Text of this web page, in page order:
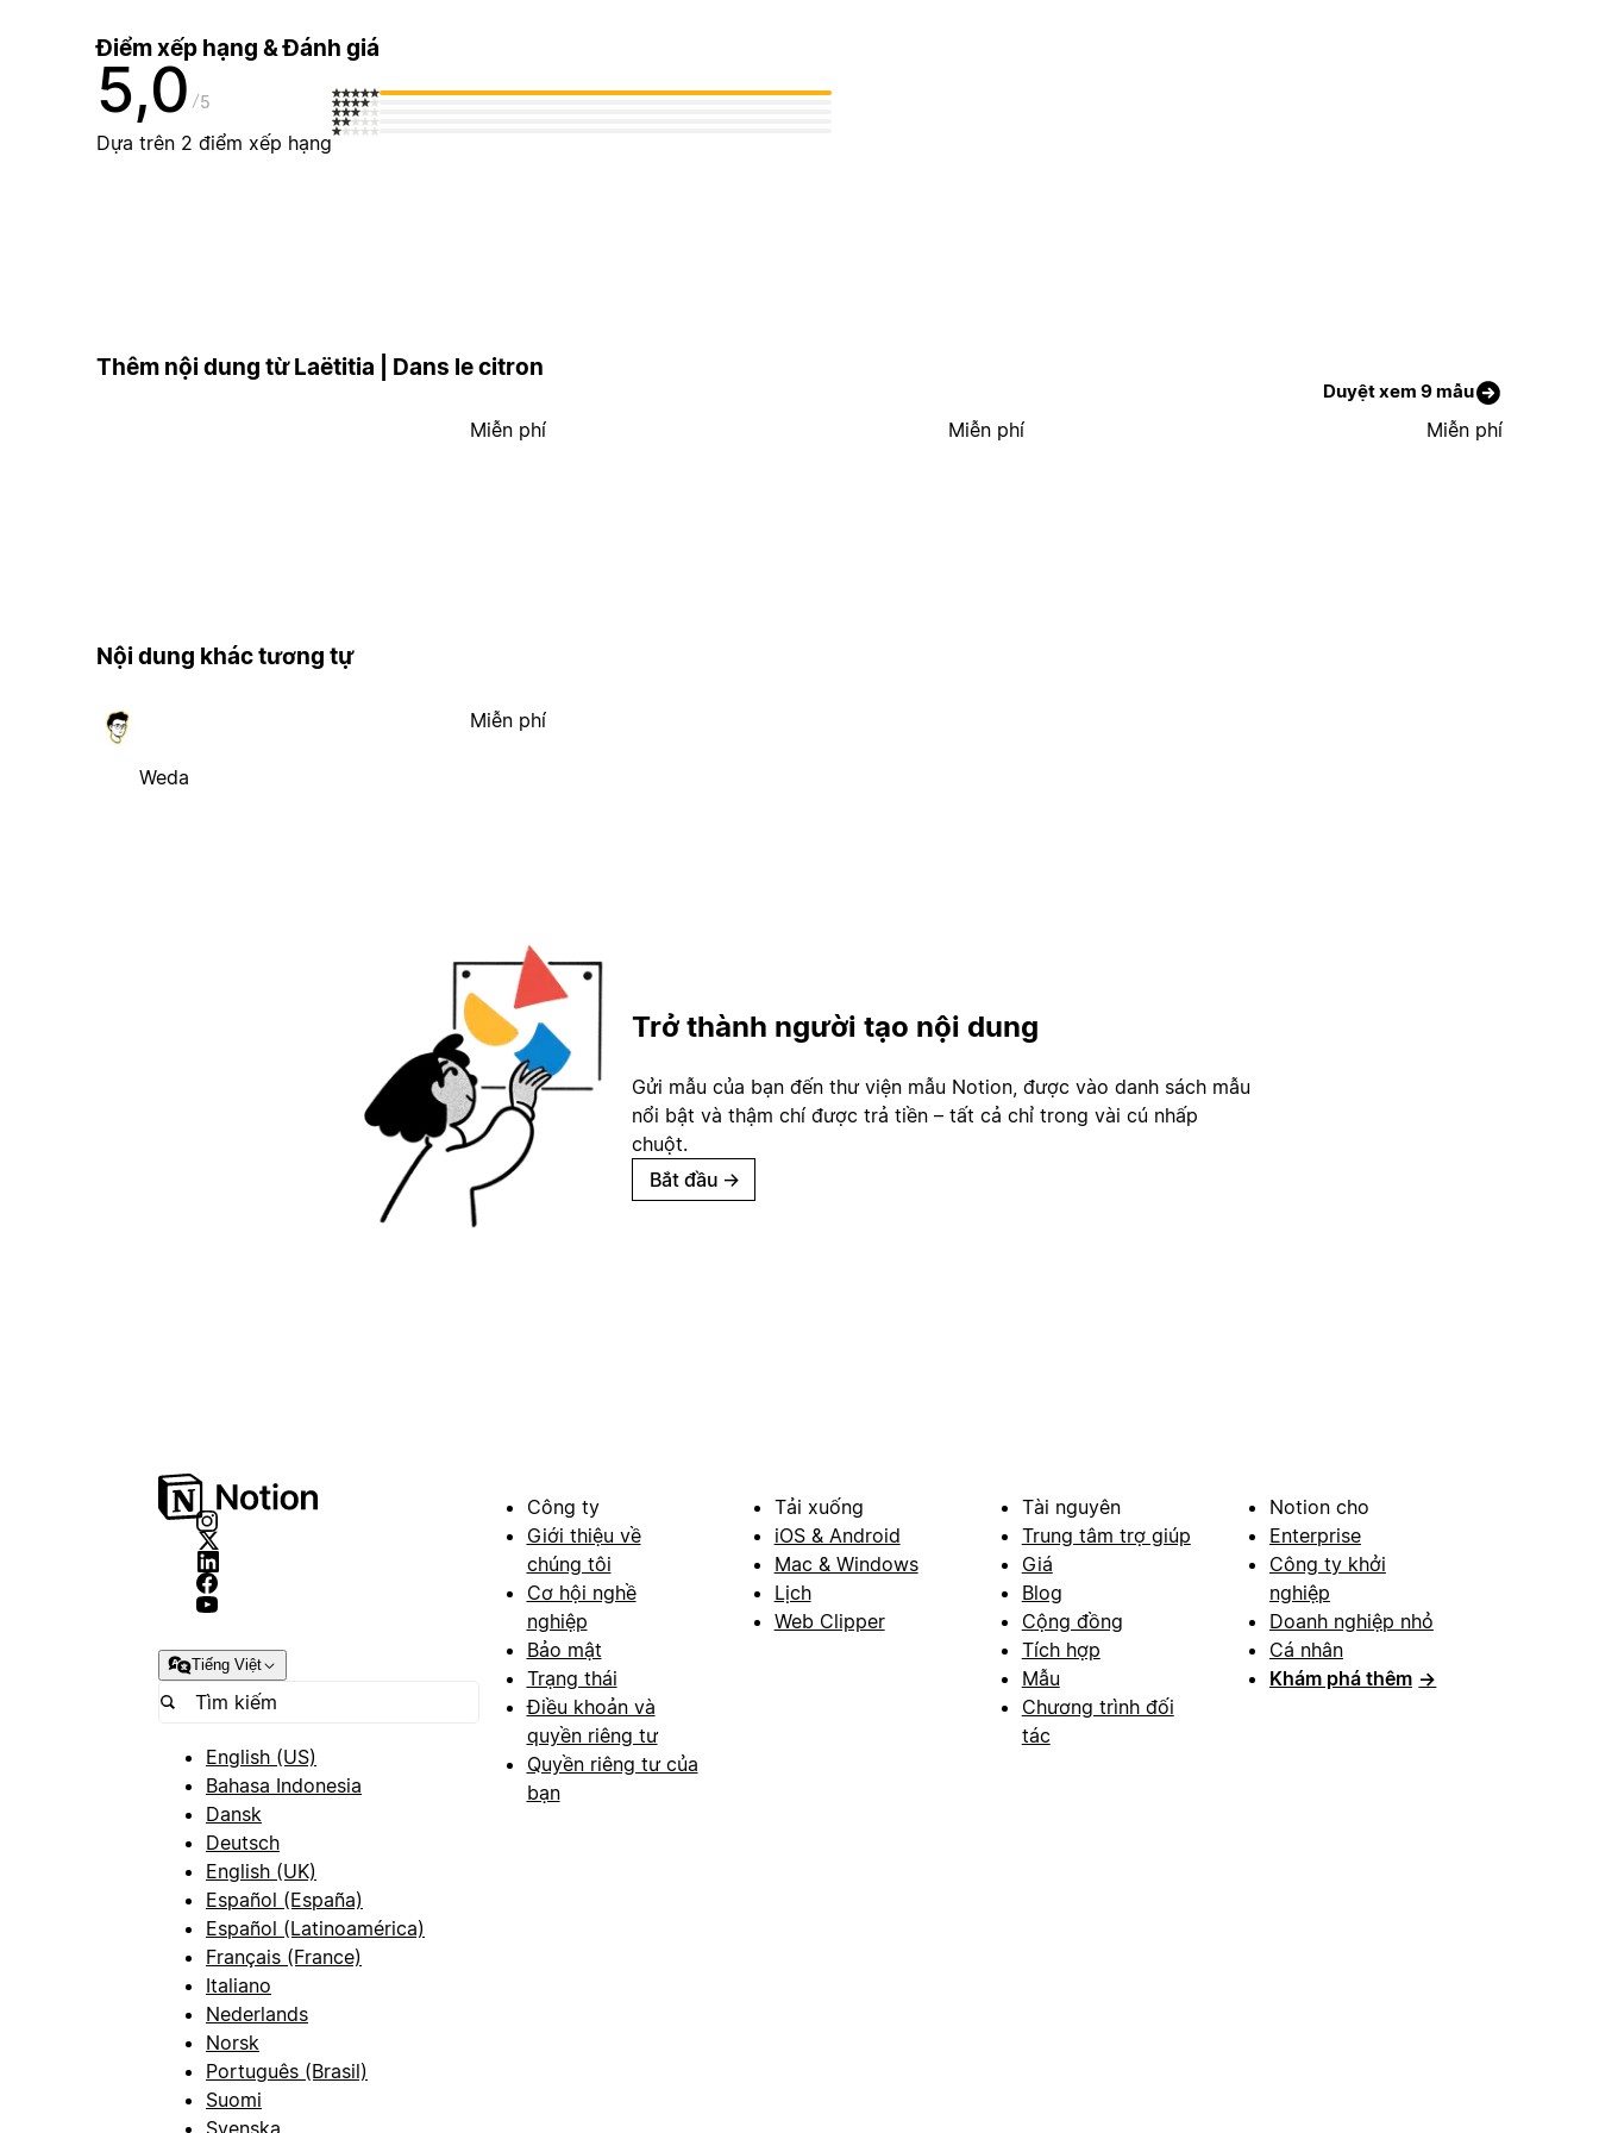
Điểm xếp hạng & Đánh giá
5,0 5
Dựa trên 2 điểm xếp hạng
Thêm nội dung từ Laëtitia | Dans le citron
Duyệt xem 9 mẫu
Miễn phí Miễn phí Miễn phí
Nội dung khác tương tự
Weda
Miễn phí
Trở thành người tạo nội dung
Gửi mẫu của bạn đến thư viện mẫu Notion, được vào danh sách mẫu
nổi bật và thậm chí được trả tiền – tất cả chỉ trong vài cú nhấp
chuột.
Bắt đầu →
Tiếng Việt
English (US)
Bahasa Indonesia
Dansk
Deutsch
English (UK)
Español (España)
Español (Latinoamérica)
Français (France)
Italiano
Nederlands
Norsk
Português (Brasil)
Suomi
Công ty
Giới thiệu về
chúng tôi
Cơ hội nghề
nghiệp
Bảo mật
Trạng thái
Điều khoản và
quyền riêng tư
Quyền riêng tư của
bạn
Tải xuống
iOS & Android
Mac & Windows
Lịch
Web Clipper
Tài nguyên
Trung tâm trợ giúp
Giá
Blog
Cộng đồng
Tích hợp
Mẫu
Chương trình đối
tác
Notion cho
Enterprise
Công ty khởi
nghiệp
Doanh nghiệp nhỏ
Cá nhân
Khám phá thêm →